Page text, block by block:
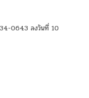
0643 ลงวันที่ 10